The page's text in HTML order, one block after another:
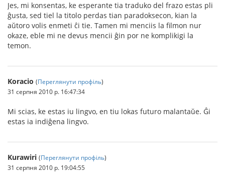
Jes, mi konsentas, ke esperante tia traduko del frazo estas pli
ĝusta, sed tiel la titolo perdas tian paradoksecon, kian la
aŭtoro volis enmeti ĉi tie. Tamen mi menciis la filmon nur
okaze, eble mi ne devus mencii ĝin por ne komplikigi la
temon.
Koracio (Переглянути профіль)
31 серпня 2010 р. 16:47:34
Mi scias, ke estas iu lingvo, en tiu lokas futuro malantaŭe. Ĝi
estas ia indiĝena lingvo.
Kurawiri (Переглянути профіль)
31 серпня 2010 р. 19:04:55